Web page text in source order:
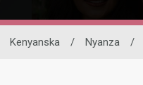
Kenyanska / Nyanza /